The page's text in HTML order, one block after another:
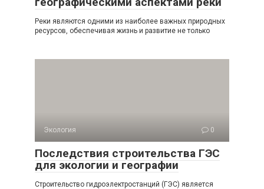
Реки являются одними из наиболее важных природных
ресурсов, обеспечивая жизнь и развитие не только
Экология 0
Последствия строительства ГЭС
для экологии и географии
Строительство гидроэлектростанций (ГЭС) является